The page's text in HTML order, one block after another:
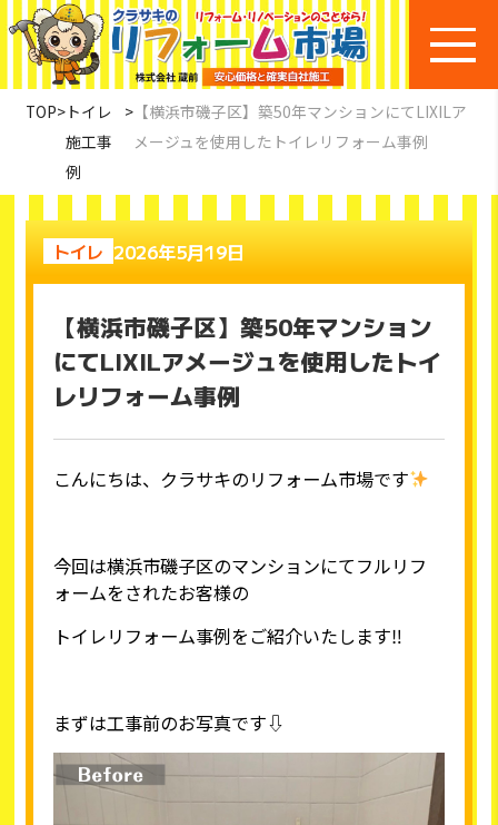
TOP>トイレ
施工事
例
>【横浜市磯子区】築50年マンションにてLIXILア
メージュを使用したトイレリフォーム事例
トイレ 2026年5月19日
【横浜市磯子区】築50年マンション
にてLIXILアメージュを使用したトイ
レリフォーム事例
こんにちは、クラサキのリフォーム市場です
今回は横浜市磯子区のマンションにてフルリフ
ォームをされたお客様の
トイレリフォーム事例をご紹介いたします‼
まずは工事前のお写真です⇩